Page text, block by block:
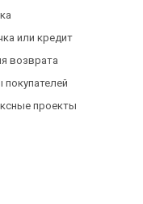
или кредит
возврата
проекты